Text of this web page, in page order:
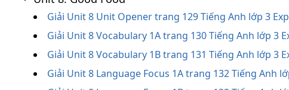
Giải Unit 8 Unit Opener trang 129 Tiếng Anh lớp 3
Giải Unit 8 Vocabulary 1A trang 130 Tiếng Anh lớp 3
Giải Unit 8 Vocabulary 1B trang 131 Tiếng Anh lớp 3
Giải Unit 8 Language Focus 1A trang 132 Tiếng Anh